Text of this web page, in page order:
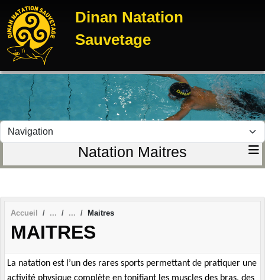
Dinan Natation
Sauvetage
Natation Maitres
Accueil Maitres
MAITRES
La natation est l’un des rares sports permettant de pratiquer une
Panneau de gestion des cookies